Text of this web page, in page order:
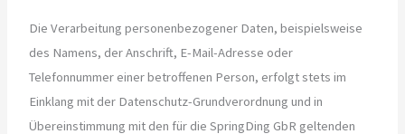
Die Verarbeitung personenbezogener Daten, beispielsweise
des Namens, der Anschrift, E-Mail-Adresse oder
Telefonnummer einer betroffenen Person, erfolgt stets im
Einklang mit der Datenschutz-Grundverordnung und in
Übereinstimmung mit den für die SpringDing GbR geltenden